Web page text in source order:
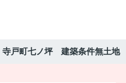
寺戸町七ノ坪 建築条件無土地